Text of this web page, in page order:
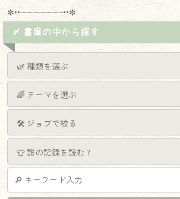
✼••┈┈┈┈┈┈┈┈┈••✼
〆 書庫の中から探す